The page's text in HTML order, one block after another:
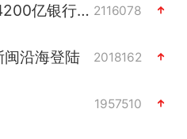
80后女柜员逆袭成4200亿银行副行长 2116078
沿海登陆 2018162
1957510